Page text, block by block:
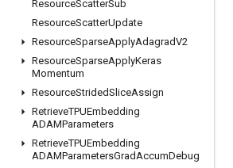
ResourceScatterSub
ResourceScatterUpdate
ResourceSparseApplyAdagradV2
ResourceSparseApplyKeras
Momentum
ResourceStridedSliceAssign
RetrieveTPUEmbedding
ADAMParameters
RetrieveTPUEmbedding
ADAMParametersGradAccumDebug